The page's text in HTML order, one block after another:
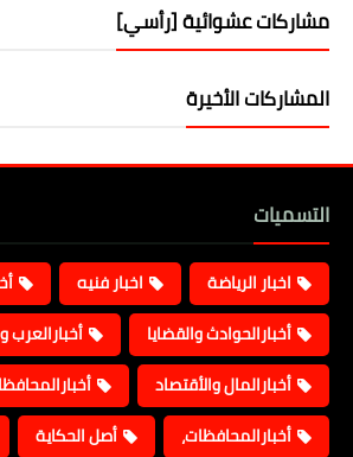
مشاركات عشوائية [رأسي]
المشاركات الأخيرة
التسميات
اخبار الرياضة اخبار فنيه
أخبارالحوادث والقضايا
أخبارالعرب
أخبارالمال والأقتصاد
أخبارالمحافظات،
أصل الحكاية